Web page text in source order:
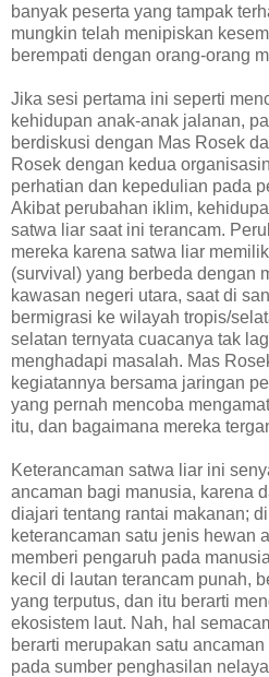
banyak peserta yang tampak
mungkin telah menipiskan
berempati dengan orang-orang
Jika sesi pertama ini seperti
kehidupan anak-anak jalanan,
berdiskusi dengan Mas Rosek
Rosek dengan kedua
perhatian dan kepedulian pada
Akibat perubahan iklim,
satwa liar saat ini terancam.
mereka karena satwa liar
(survival) yang berbeda dengan
kawasan negeri utara, saat di
bermigrasi ke wilayah tropis/
selatan ternyata cuacanya tak
menghadapi masalah. Mas
kegiatannya bersama jaringan
yang pernah mencoba
itu, dan bagaimana mereka
Keterancaman satwa liar ini
ancaman bagi manusia, karena
diajari tentang rantai makanan;
keterancaman satu jenis hewan
memberi pengaruh pada
kecil di lautan terancam punah,
yang terputus, dan itu berarti
ekosistem laut. Nah, hal
berarti merupakan satu
pada sumber penghasilan